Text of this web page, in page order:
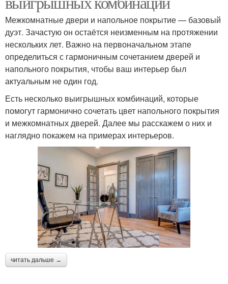
Межкомнатные двери и напольное покрытие — базовый
дуэт. Зачастую он остаётся неизменным на протяжении
нескольких лет. Важно на первоначальном этапе
определиться с гармоничным сочетанием дверей и
напольного покрытия, чтобы ваш интерьер был
актуальным не один год.
Есть несколько выигрышных комбинаций, которые
помогут гармонично сочетать цвет напольного покрытия
и межкомнатных дверей. Далее мы расскажем о них и
наглядно покажем на примерах интерьеров.
читать дальше →